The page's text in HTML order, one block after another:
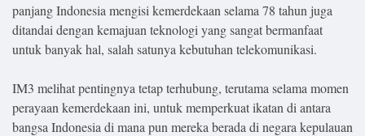
panjang Indonesia mengisi kemerdekaan selama 78 tahun juga
ditandai dengan kemajuan teknologi yang sangat bermanfaat
untuk banyak hal, salah satunya kebutuhan telekomunikasi.
IM3 melihat pentingnya tetap terhubung, terutama selama momen
perayaan kemerdekaan ini, untuk memperkuat ikatan di antara
bangsa Indonesia di mana pun mereka berada di negara kepulauan